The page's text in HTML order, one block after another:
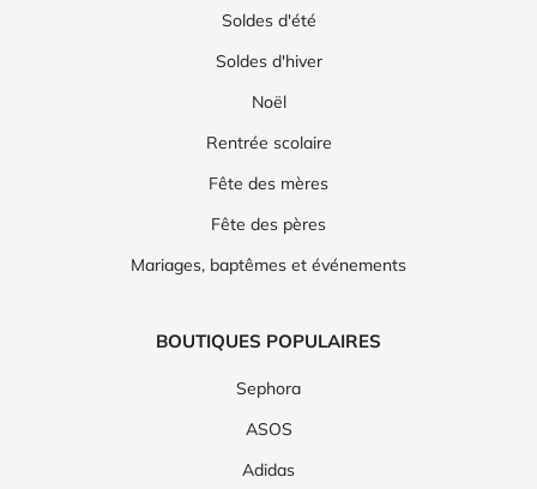
Soldes d'été
Soldes d'hiver
Noël
Rentrée scolaire
Fête des mères
Fête des pères
Mariages, baptêmes et événements
BOUTIQUES POPULAIRES
Sephora
ASOS
Adidas